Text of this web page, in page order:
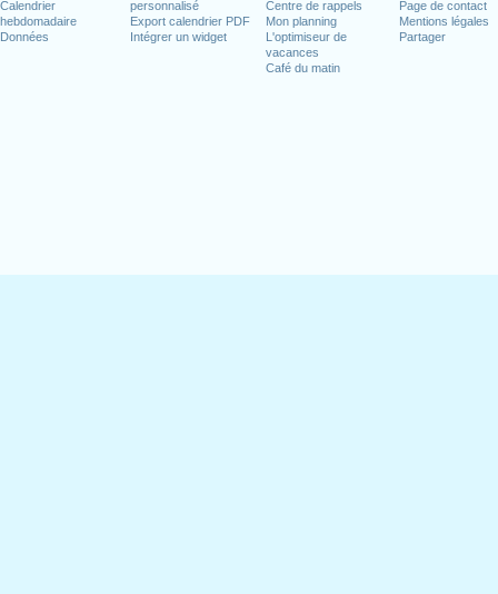
Calendrier
hebdomadaire
Données
personnalisé
Export calendrier PDF
Intégrer un widget
Centre de rappels
Mon planning
L'optimiseur de
vacances
Café du matin
Page de contact
Mentions légales
Partager